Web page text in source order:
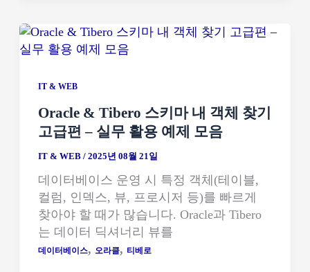
IT & WEB
Oracle & Tibero 스키마 내 객체 찾기
고급편 – 실무 활용 예제 모음
IT & WEB /2025년 08월 21일
데이터베이스 운영 시 특정 객체(테이블,
컬럼, 인덱스, 뷰, 프로시저 등)를 빠르게
찾아야 할 때가 많습니다. Oracle과 Tibero
는 데이터 딕셔너리 뷰를
데이터베이스, 오라클, 티베로